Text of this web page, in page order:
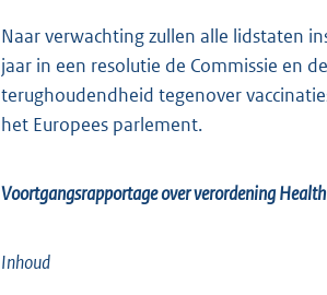
Naar verwachting zullen alle lidstaten
jaar in een resolutie de Commissie en
terughoudendheid tegenover
het Europees parlement.
Voortgangsrapportage over verordening
Inhoud